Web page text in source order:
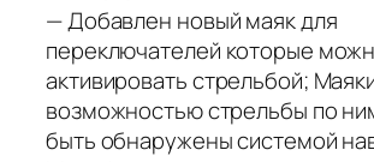
— Добавлен новый маяк для
переключателей которые
активировать стрельбой;
возможностью стрельбы по
быть обнаружены системой